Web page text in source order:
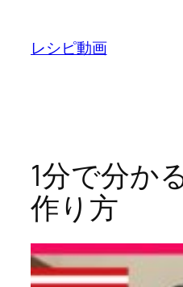
レシピ動画
1分で分か
作り方